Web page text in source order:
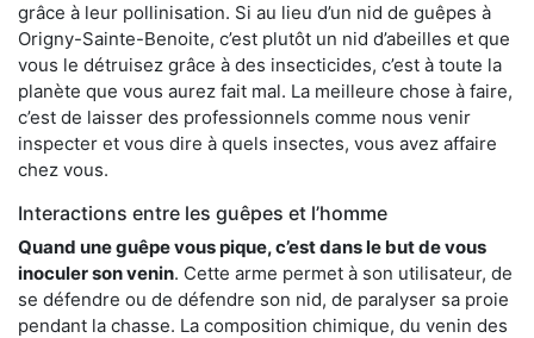
grâce à leur pollinisation. Si au lieu d’un nid de guêpes à
Origny-Sainte-Benoite, c’est plutôt un nid d’abeilles et que
vous le détruisez grâce à des insecticides, c’est à toute la
planète que vous aurez fait mal. La meilleure chose à faire,
c’est de laisser des professionnels comme nous venir
inspecter et vous dire à quels insectes, vous avez affaire
chez vous.
Interactions entre les guêpes et l’homme
Quand une guêpe vous pique, c’est dans le but de vous
inoculer son venin. Cette arme permet à son utilisateur, de
se défendre ou de défendre son nid, de paralyser sa proie
pendant la chasse. La composition chimique, du venin des